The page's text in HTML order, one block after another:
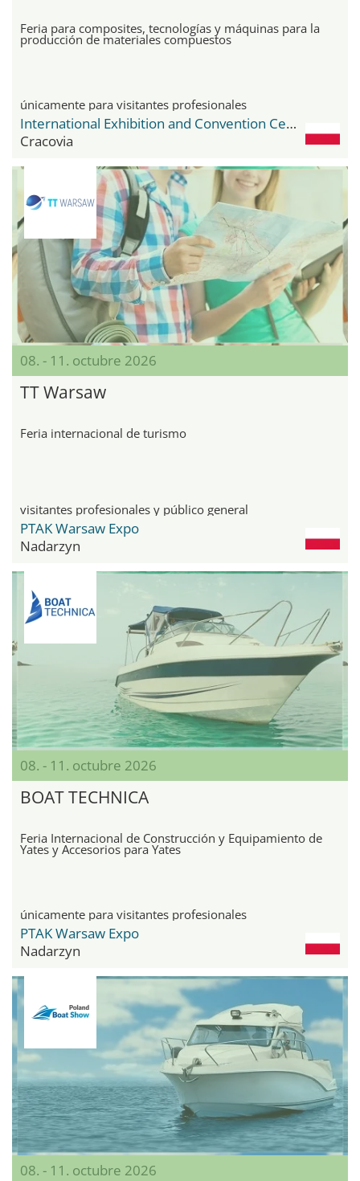
Feria para composites, tecnologías y máquinas para la
producción de materiales compuestos
únicamente para visitantes profesionales
International Exhibition and Convention Center Expo Krakow
Cracovia
08. - 11. octubre 2026
TT Warsaw
Feria internacional de turismo
visitantes profesionales y público general
PTAK Warsaw Expo
Nadarzyn
08. - 11. octubre 2026
BOAT TECHNICA
Feria Internacional de Construcción y Equipamiento de
Yates y Accesorios para Yates
únicamente para visitantes profesionales
PTAK Warsaw Expo
Nadarzyn
08. - 11. octubre 2026